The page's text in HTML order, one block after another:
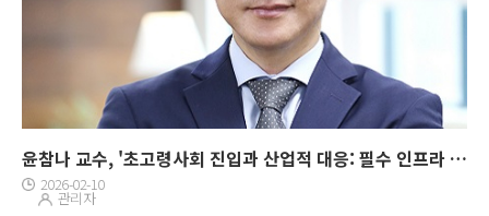
윤참나 교수, '초고령사회 진입과 산업적 대응: 필수 인프라 확충과 미래 신산업 육성' 심포지엄 참여
2026-02-10
관리자